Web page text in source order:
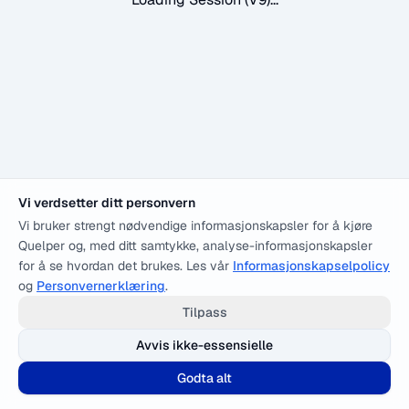
Vi verdsetter ditt personvern
Vi bruker strengt nødvendige informasjonskapsler for å kjøre
Quelper og, med ditt samtykke, analyse-informasjonskapsler
for å se hvordan det brukes. Les vår Informasjonskapselpolicy
og Personvernerklæring.
Tilpass
Avvis ikke-essensielle
Godta alt